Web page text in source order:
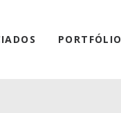
PORTFÓLIO